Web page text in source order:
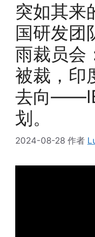
突如其来
国研发团
雨裁员会
被裁，印
去向
划。
2024-08-28 作者